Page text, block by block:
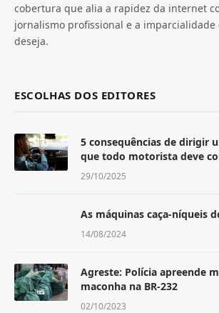
cobertura que alia a rapidez da internet
jornalismo profissional e a
deseja.
ESCOLHAS DOS EDITORES
5 consequências de dirigir
que todo motorista deve
29/10/2025
As máquinas caça-níqueis
14/08/2024
Agreste: Polícia apreende
maconha na BR-232
02/10/2023